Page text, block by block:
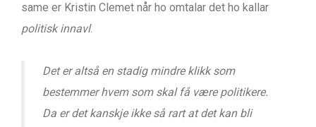
same er Kristin Clemet når ho omtalar det ho kallar
politisk innavl.
Det er altså en stadig mindre klikk som
bestemmer hvem som skal få være politikere.
Da er det kanskje ikke så rart at det kan bli